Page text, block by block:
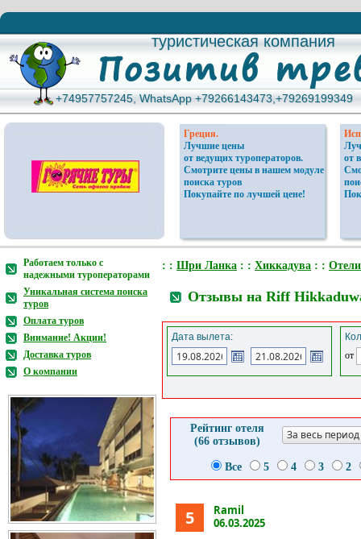
туристическая компания
туристическая компания
+74957757245, WhatsApp +79266143473,+79269199349
+74957757245, WhatsApp +79266143473,+79269199349
Греция.
Лучшие цены
от ведущих туроператоров.
Смотрите цены в нашем модуле
поиска туров
Покупайте по лучшей цене!
от
Работаем только с
надежными туроператорами
Уникальная система поиска
туров
Оплата туров
Внимание! Акции!
Доставка туров
О компании
: : Шри Ланка : : Хиккадува : : Отели
Отзывы на Riff
Дата вылета:
от
Рейтинг отеля
(66 отзывов)
За весь период
Все 5 4 3 2
5
Ramil
06.03.2025